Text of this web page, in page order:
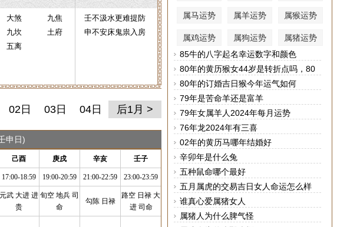
大煞
九焦
九坎
土府
五离
壬不汲水更难提防
申不安床鬼祟入房
02日 03日 04日 后1月 >
申日)
己酉 庚戌 辛亥 壬子
17:00-18:59 19:00-20:59 21:00-22:59 23:00-23:59
元武 大进 进
贵
旬空 地兵 司
命
勾陈 日禄
路空 日禄 大
进 司命
属马运势 属羊运势 属猴运势
属鸡运势 属狗运势
属猪运势
85牛的八字起名幸运数字和颜色
80年的黄历猴女44岁是转折点吗，80
年属猴女44岁后运势
80年的订婚吉日猴今年运气如何
79年是苦命羊还是富羊
79年女属羊人2024年每月运势
76年龙2024年有三喜
02年的黄历马哪年结婚好
辛卯年是什么兔
五种鼠命哪个最好
五月属虎的交易吉日女人命运怎么样
谁真心爱属猪女人
属猪人为什么脾气怪